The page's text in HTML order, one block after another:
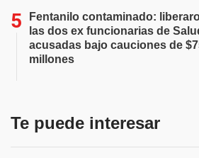
Fentanilo contaminado:
las dos ex funcionarias de
acusadas bajo cauciones de
millones
Te puede interesar